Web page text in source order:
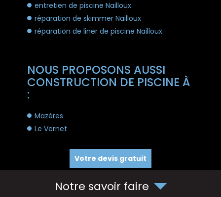
entretien de piscine Nailloux
réparation de skimmer Nailloux
réparation de liner de piscine Nailloux
NOUS PROPOSONS AUSSI
CONSTRUCTION DE PISCINE À
:
Mazères
Le Vernet
Votre devis gratuit
Notre savoir faire